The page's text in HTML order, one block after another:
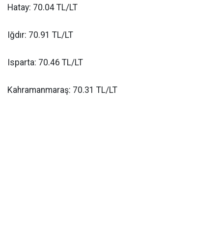
Hatay: 70.04 TL/LT
Iğdır: 70.91 TL/LT
Isparta: 70.46 TL/LT
Kahramanmaraş: 70.31 TL/LT